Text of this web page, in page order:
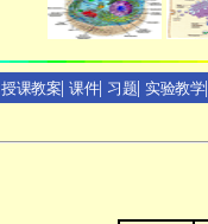
授课教案| 课件| 习题| 实验教学|